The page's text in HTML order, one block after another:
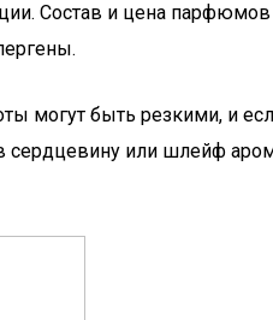
Состав и цена
могут быть резкими, и
или шлейф